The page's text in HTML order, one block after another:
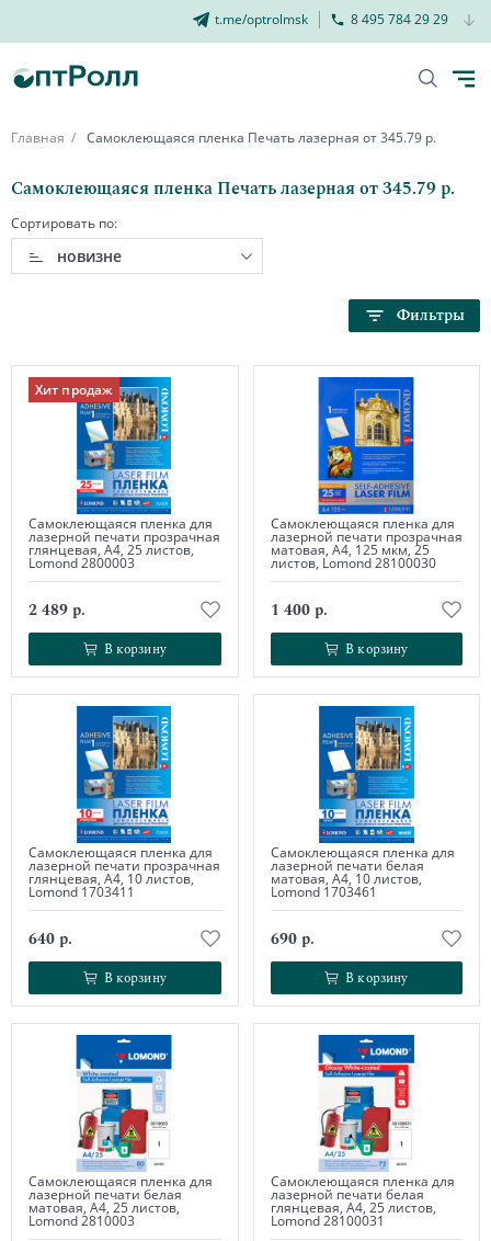
t.me/optrolmsk 8 495 784 29 29
Главная Самоклеющаяся пленка Печать лазерная от 345.79 р.
Самоклеющаяся пленка Печать лазерная от 345.79 р.
Сортировать по:
новизне
Фильтры
Хит продаж
Самоклеющаяся пленка для
лазерной печати прозрачная
глянцевая, А4, 25 листов,
Lomond 2800003
2 489 р.
В корзину
В корзину
Самоклеющаяся пленка для
лазерной печати прозрачная
матовая, А4, 125 мкм, 25
листов, Lomond 28100030
1 400 р.
В корзину
В корзину
Самоклеющаяся пленка для
лазерной печати прозрачная
глянцевая, А4, 10 листов,
Lomond 1703411
640 р.
В корзину
В корзину
Самоклеющаяся пленка для
лазерной печати белая
матовая, А4, 10 листов,
Lomond 1703461
690 р.
В корзину
В корзину
Самоклеющаяся пленка для
лазерной печати белая
матовая, А4, 25 листов,
Lomond 2810003
Самоклеющаяся пленка для
лазерной печати белая
глянцевая, А4, 25 листов,
Lomond 28100031